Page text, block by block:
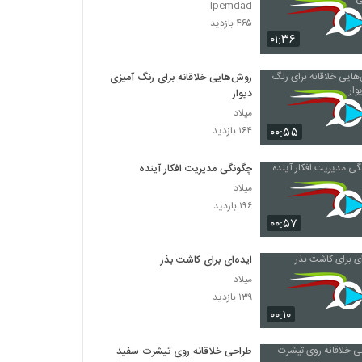
۰۱:۳۶
Ipemdad
۴۶۵ بازدید
۰۰:۵۵
روش‌هایی خلاقانه برای رنگ آمیزی
دیوار
میلاد
۱۶۴ بازدید
۰۰:۵۷
چگونگی مدیریت افکار آینده
میلاد
۱۹۶ بازدید
۰۰:۱۰
ایده‌ای برای کاشت بذر
میلاد
۱۳۹ بازدید
طراحی خلاقانه روی تیشرت سفید